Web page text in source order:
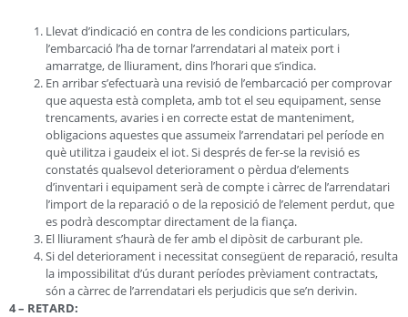
Llevat d’indicació en contra de les condicions particulars,
l’embarcació l’ha de tornar l’arrendatari al mateix port i
amarratge, de lliurament, dins l’horari que s’indica.
En arribar s’efectuarà una revisió de l’embarcació per comprovar
que aquesta està completa, amb tot el seu equipament, sense
trencaments, avaries i en correcte estat de manteniment,
obligacions aquestes que assumeix l’arrendatari pel període en
què utilitza i gaudeix el iot. Si després de fer-se la revisió es
constatés qualsevol deteriorament o pèrdua d’elements
d’inventari i equipament serà de compte i càrrec de l’arrendatari
l’import de la reparació o de la reposició de l’element perdut, que
es podrà descomptar directament de la fiança.
El lliurament s’haurà de fer amb el dipòsit de carburant ple.
Si del deteriorament i necessitat consegüent de reparació, resulta
la impossibilitat d’ús durant períodes prèviament contractats,
són a càrrec de l’arrendatari els perjudicis que se’n derivin.
4 – RETARD: